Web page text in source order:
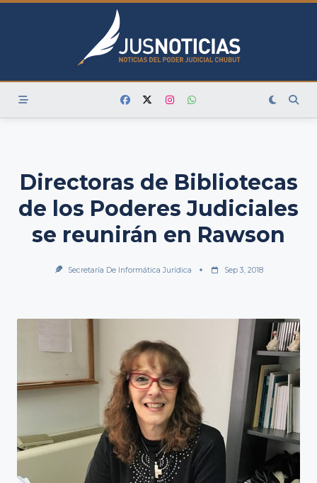
Skip
Directoras de Bibliotecas
de los Poderes Judiciales
se reunirán en Rawson
Secretaría De Informática Jurídica Sep 3, 2018